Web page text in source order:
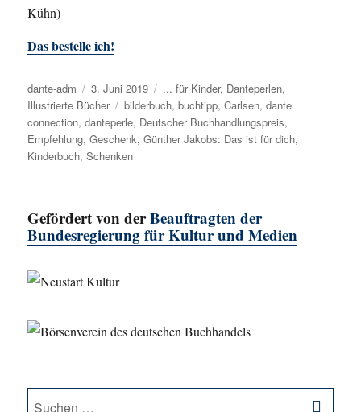
Kühn)
Das bestelle ich!
Autor
dante-adm
Veröffentlicht
am
3. Juni 2019 Kategorien
... für Kinder, Danteperlen,
Illustrierte Bücher
Schlagwörter
bilderbuch,buchtipp,Carlsen,dante
connection,danteperle, Deutscher Buchhandlungspreis,
Empfehlung,Geschenk,Günther Jakobs: Das ist für dich,
Kinderbuch,Schenken
Gefördert von derBeauftragten der
Bundesregierung für Kultur und Medien
Suche